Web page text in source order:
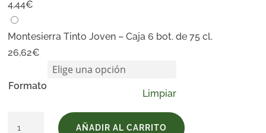
4,44€
Montesierra Tinto Joven – Caja 6 bot. de 75 cl.
26,62€
Formato
Limpiar
Montesierra
AÑADIR AL CARRITO